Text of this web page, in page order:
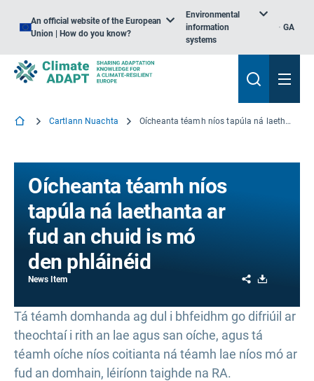
An official website of the European
Union | How do you know?
Environmental
information
systems
GA
Cartlann Nuachta Oícheanta téamh níos tapúla ná laethanta ar fud an chuid is mó den phláinéid
Oícheanta téamh níos
tapúla ná laethanta ar
fud an chuid is mó
den phláinéid
News Item Share
Tá téamh domhanda ag dul i bhfeidhm go difriúil ar
theochtaí i rith an lae agus san oíche, agus tá
téamh oíche níos coitianta ná téamh lae níos mó ar
fud an domhain, léiríonn taighde na RA.